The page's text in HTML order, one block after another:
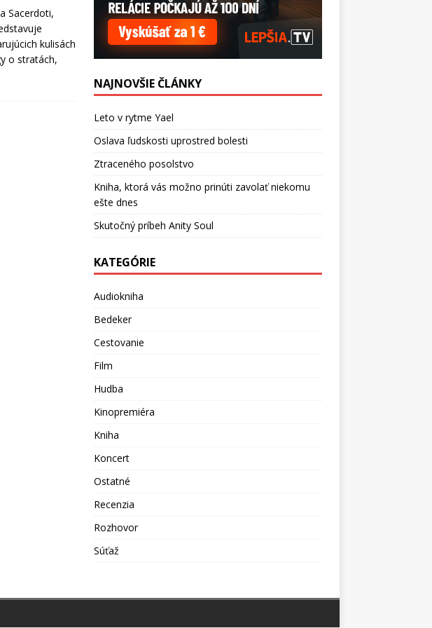
Sacerdoti,
kulisách
o stratách,
NAJNOVŠIE ČLÁNKY
Leto v rytme Yael
Oslava ľudskosti uprostred bolesti
Ztraceného posolstvo
Kniha, ktorá vás možno prinúti zavolať niekomu
ešte dnes
Skutočný príbeh Anity Soul
KATEGÓRIE
Audiokniha
Bedeker
Cestovanie
Film
Hudba
Kinopremiéra
Kniha
Koncert
Ostatné
Recenzia
Rozhovor
Súťaž